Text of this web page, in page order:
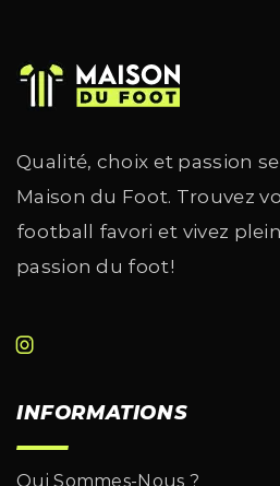
Qualité, choix et passion
Maison du Foot. Trouvez
football favori et vivez
passion du foot!
INFORMATIONS
Qui Sommes-Nous ?